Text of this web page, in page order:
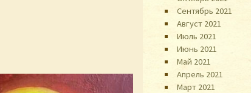
Сентябрь 2021
Август 2021
Июль 2021
Июнь 2021
Май 2021
Апрель 2021
Март 2021